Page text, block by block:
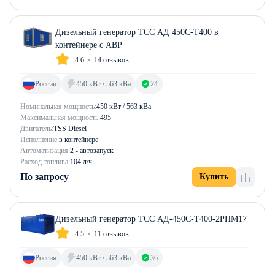
Дизельный генератор ТСС АД 450С-Т400 в
контейнере с АВР
4.6 14 отзывов
Номинальная мощность:450 кВт / 563 кВа
Максимальная мощность:495
Двигатель:TSS Diesel
Исполнение:в контейнере
Автоматизация:2 - автозапуск
Расход топлива:104 л/ч
Россия 450 кВт / 563 кВа 24
По запросу Купить
Дизельный генератор ТСС АД-450С-Т400-2РПМ17
4.5 11 отзывов
Россия 450 кВт / 563 кВа 36